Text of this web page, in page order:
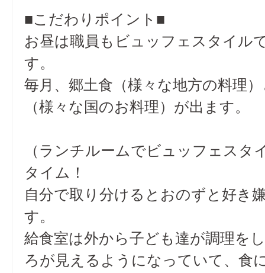
■こだわりポイント■
お昼は職員もビュッフェスタイル
す。
毎月、郷土食（様々な地方の料理
（様々な国のお料理）が出ます。
（ランチルームでビュッフェスタ
タイム！
自分で取り分けるとおのずと好き
す。
給食室は外から子ども達が調理を
ろが見えるようになっていて、食